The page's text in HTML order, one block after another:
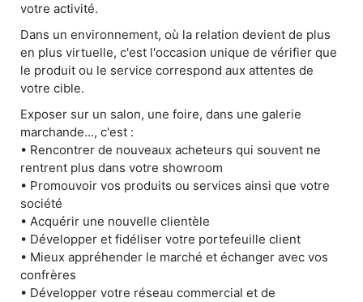
votre activité.
Dans un environnement, où la relation devient de plus
en plus virtuelle, c'est l'occasion unique de vérifier que
le produit ou le service correspond aux attentes de
votre cible.
Exposer sur un salon, une foire, dans une galerie
marchande..., c'est :
• Rencontrer de nouveaux acheteurs qui souvent ne
rentrent plus dans votre showroom
• Promouvoir vos produits ou services ainsi que votre
société
• Acquérir une nouvelle clientèle
• Développer et fidéliser votre portefeuille client
• Mieux appréhender le marché et échanger avec vos
confrères
• Développer votre réseau commercial et de